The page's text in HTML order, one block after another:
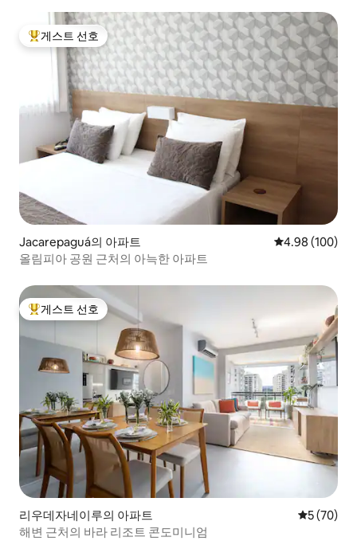
상위 게스트 선호
게스트 선호
Jacarepaguá의 아파트 평점 4.98점(5
4.98 (100)
올림피아 공원 근처의 아늑한 아파트
상위 게스트 선호
게스트 선호
리우데자네이루의 아파트 평점 5점(5
5 (70)
해변 근처의 바라 리조트 콘도미니엄